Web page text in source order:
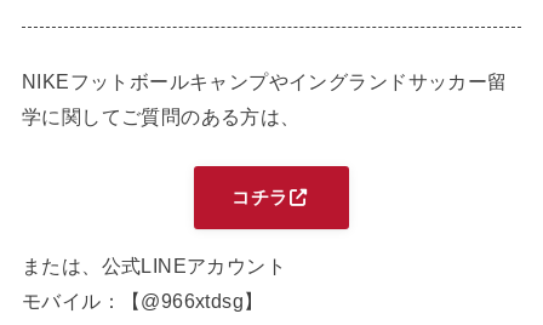
NIKEフットボールキャンプやイングランドサッカー留
学に関してご質問のある方は、
コチラ
または、公式LINEアカウント
モバイル：【@966xtdsg】